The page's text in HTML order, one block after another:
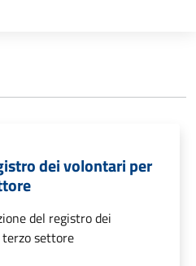
dei volontari per
del registro dei
settore